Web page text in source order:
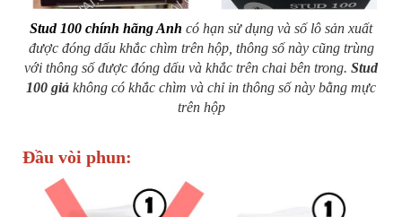
Stud 100 chính hãng Anh có hạn sử dụng và số lô sản xuất
được đóng dấu khắc chìm trên hộp, thông số này cũng trùng
với thông số được đóng dấu và khắc trên chai bên trong. Stud
100 giả không có khắc chìm và chỉ in thông số này bằng mực
trên hộp
Đầu vòi phun: